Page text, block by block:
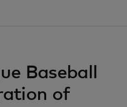
Baseball
of